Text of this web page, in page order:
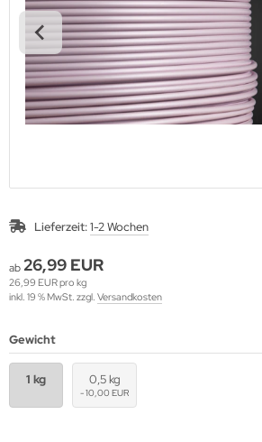
Lieferzeit:1-2 Wochen
ab26,99 EUR
26,99 EUR pro kg
inkl. 19 % MwSt. zzgl. Versandkosten
Gewicht
1 kg 0,5 kg
- 10,00 EUR